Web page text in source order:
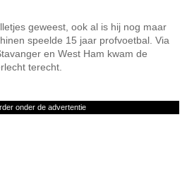
geweest, ook al is hij nog maar
speelde 15 jaar profvoetbal. Via
en West Ham kwam de
terecht.
onder de advertentie